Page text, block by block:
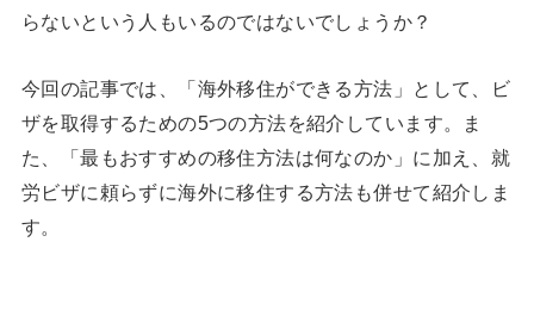
らないという人もいるのではないでしょうか？
今回の記事では、「海外移住ができる方法」として、ビ
ザを取得するための5つの方法を紹介しています。ま
た、「最もおすすめの移住方法は何なのか」に加え、就
労ビザに頼らずに海外に移住する方法も併せて紹介しま
す。